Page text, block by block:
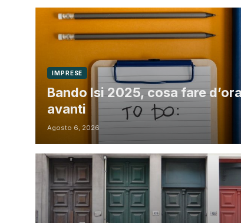
IMPRESE
Bando Isi 2025, cosa fare
avanti
Agosto 6, 2026